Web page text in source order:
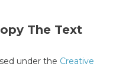
The Text
under the Creative